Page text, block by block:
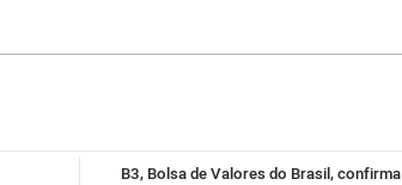
B3, Bolsa de Valores do Brasil, confirma